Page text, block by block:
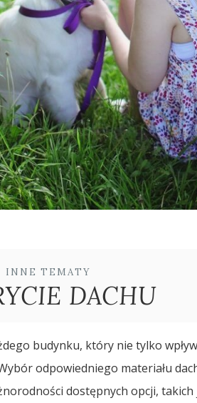
INNE TEMATY
DACHU
budynku, który nie tylko
odpowiedniego materiału
dostępnych opcji, takich